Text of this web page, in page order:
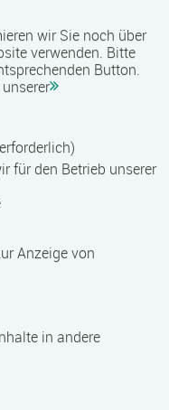
sowie IT-bezogene
Maßnahme besteht
Werdegang
die
von
Kostenträger
Viele Angebote
und
zugelassen und
Bildungsangebot,
Präsenz
beruflichen
wir Sie noch über
verwenden. Bitte
Button.
für den Betrieb unserer
Anzeige von
in andere